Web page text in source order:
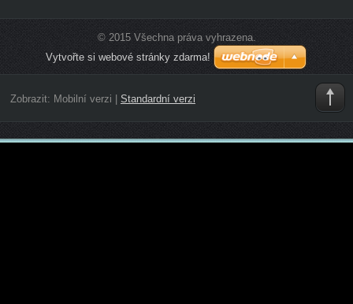
© 2015 Všechna práva vyhrazena.
Vytvořte si webové stránky zdarma!
Zobrazit: Mobilní verzi Standardní verzi